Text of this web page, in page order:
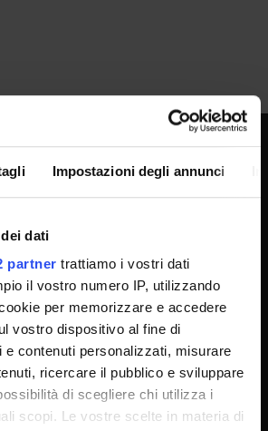
Impostazioni degli annunci
dati
partner trattiamo i vostri dati
il vostro numero IP, utilizzando
per memorizzare e accedere
vostro dispositivo al fine di
e contenuti personalizzati, misurare
ricercare il pubblico e sviluppare
di scegliere chi utilizza i
scopi. Le vostre scelte in materia di